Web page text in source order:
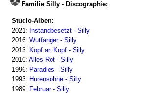
Familie Silly - Discographie:
Studio-Alben:
2021: Instandbesetzt - Silly
2016: Wutfänger - Silly
2013: Kopf an Kopf - Silly
2010: Alles Rot - Silly
1996: Paradies - Silly
1993: Hurensöhne - Silly
1989: Februar - Silly